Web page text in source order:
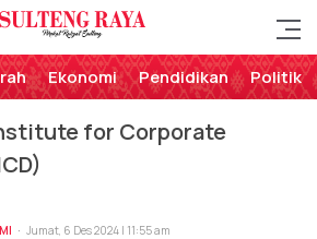
Sulteng Raya
Rakyat Sulteng
Ekonomi Pendidikan Politik
for Corporate
Jumat, 6 Des 2024 | 11:55 am